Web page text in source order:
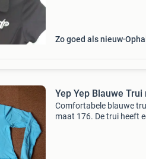
Zo goed als nieuw
Yep Yep Blauwe
Comfortabele blauwe
maat 176. De trui heeft